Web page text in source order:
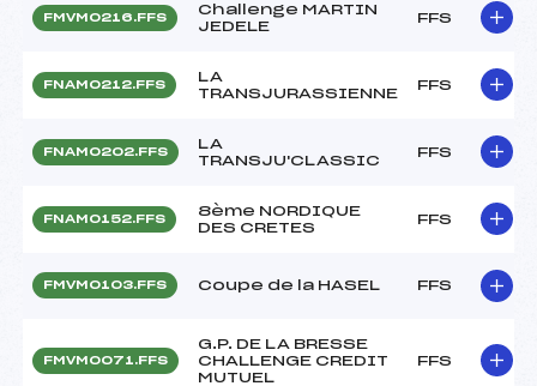
FMVM0216.FFS
Challenge MARTIN
JEDELE
FFS
FNAM0212.FFS
LA
TRANSJURASSIENNE
FFS
FNAM0202.FFS
LA
TRANSJU'CLASSIC
FFS
FNAM0152.FFS
8ème NORDIQUE
DES CRETES
FFS
FMVM0103.FFS Coupe de la HASEL FFS
FMVM0071.FFS
G.P. DE LA BRESSE
CHALLENGE CREDIT
MUTUEL
FFS